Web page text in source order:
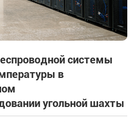
системы
в
угольной шахты